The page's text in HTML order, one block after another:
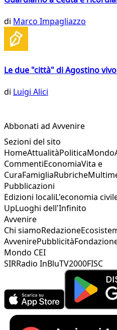
di Marco Impagliazzo
Le due "città" di Agostino
di Luigi Alici
Abbonati ad Avvenire
Sezioni del sito
HomeAttualitàPoliticaMondo
CommentiEconomiaVita e
CuraFamigliaRubriche
Pubblicazioni
Edizioni localiL'economia
UpLuoghi dell'Infinito
Avvenire
Chi siamoRedazione
AvvenirePubblicità
Mondo CEI
SIRRadio InBluTV2000FISC